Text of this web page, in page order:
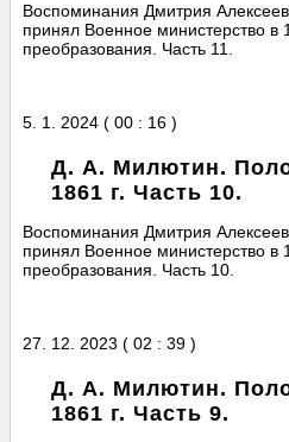
Воспоминания Дмитрия
принял Военное министерство в
преобразования. Часть 11.
5. 1. 2024 ( 00 : 16 )
Д. А. Милютин.
1861 г. Часть 10.
Воспоминания Дмитрия
принял Военное министерство в
преобразования. Часть 10.
27. 12. 2023 ( 02 : 39 )
Д. А. Милютин.
1861 г. Часть 9.